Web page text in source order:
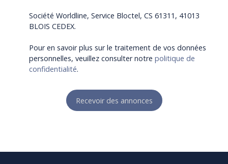
Société Worldline, Service Bloctel, CS 61311, 41013
BLOIS CEDEX.
Pour en savoir plus sur le traitement de vos données
personnelles, veuillez consulter notre politique de
confidentialité.
Recevoir des annonces